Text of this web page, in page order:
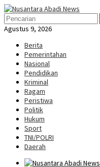
Loncat
ke
konten
Menu
Mobile
Agustus 9, 2026
Berita
Pemerintahan
Nasional
Pendidikan
Kriminal
Ragam
Peristiwa
Politik
Hukum
Sport
TNI/POLRI
Daerah